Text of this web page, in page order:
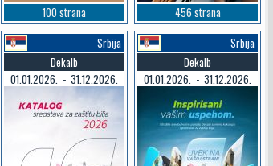
100 strana
456 strana
Srbija
Dekalb
01.01.2026. - 31.12.2026.
Srbija
Dekalb
01.01.2026. - 31.12.2026.